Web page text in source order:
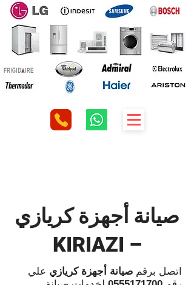
صيانة أجهزة كريازي
– KIRIAZI
اتصل برقم صيانة أجهزة كريازي علي